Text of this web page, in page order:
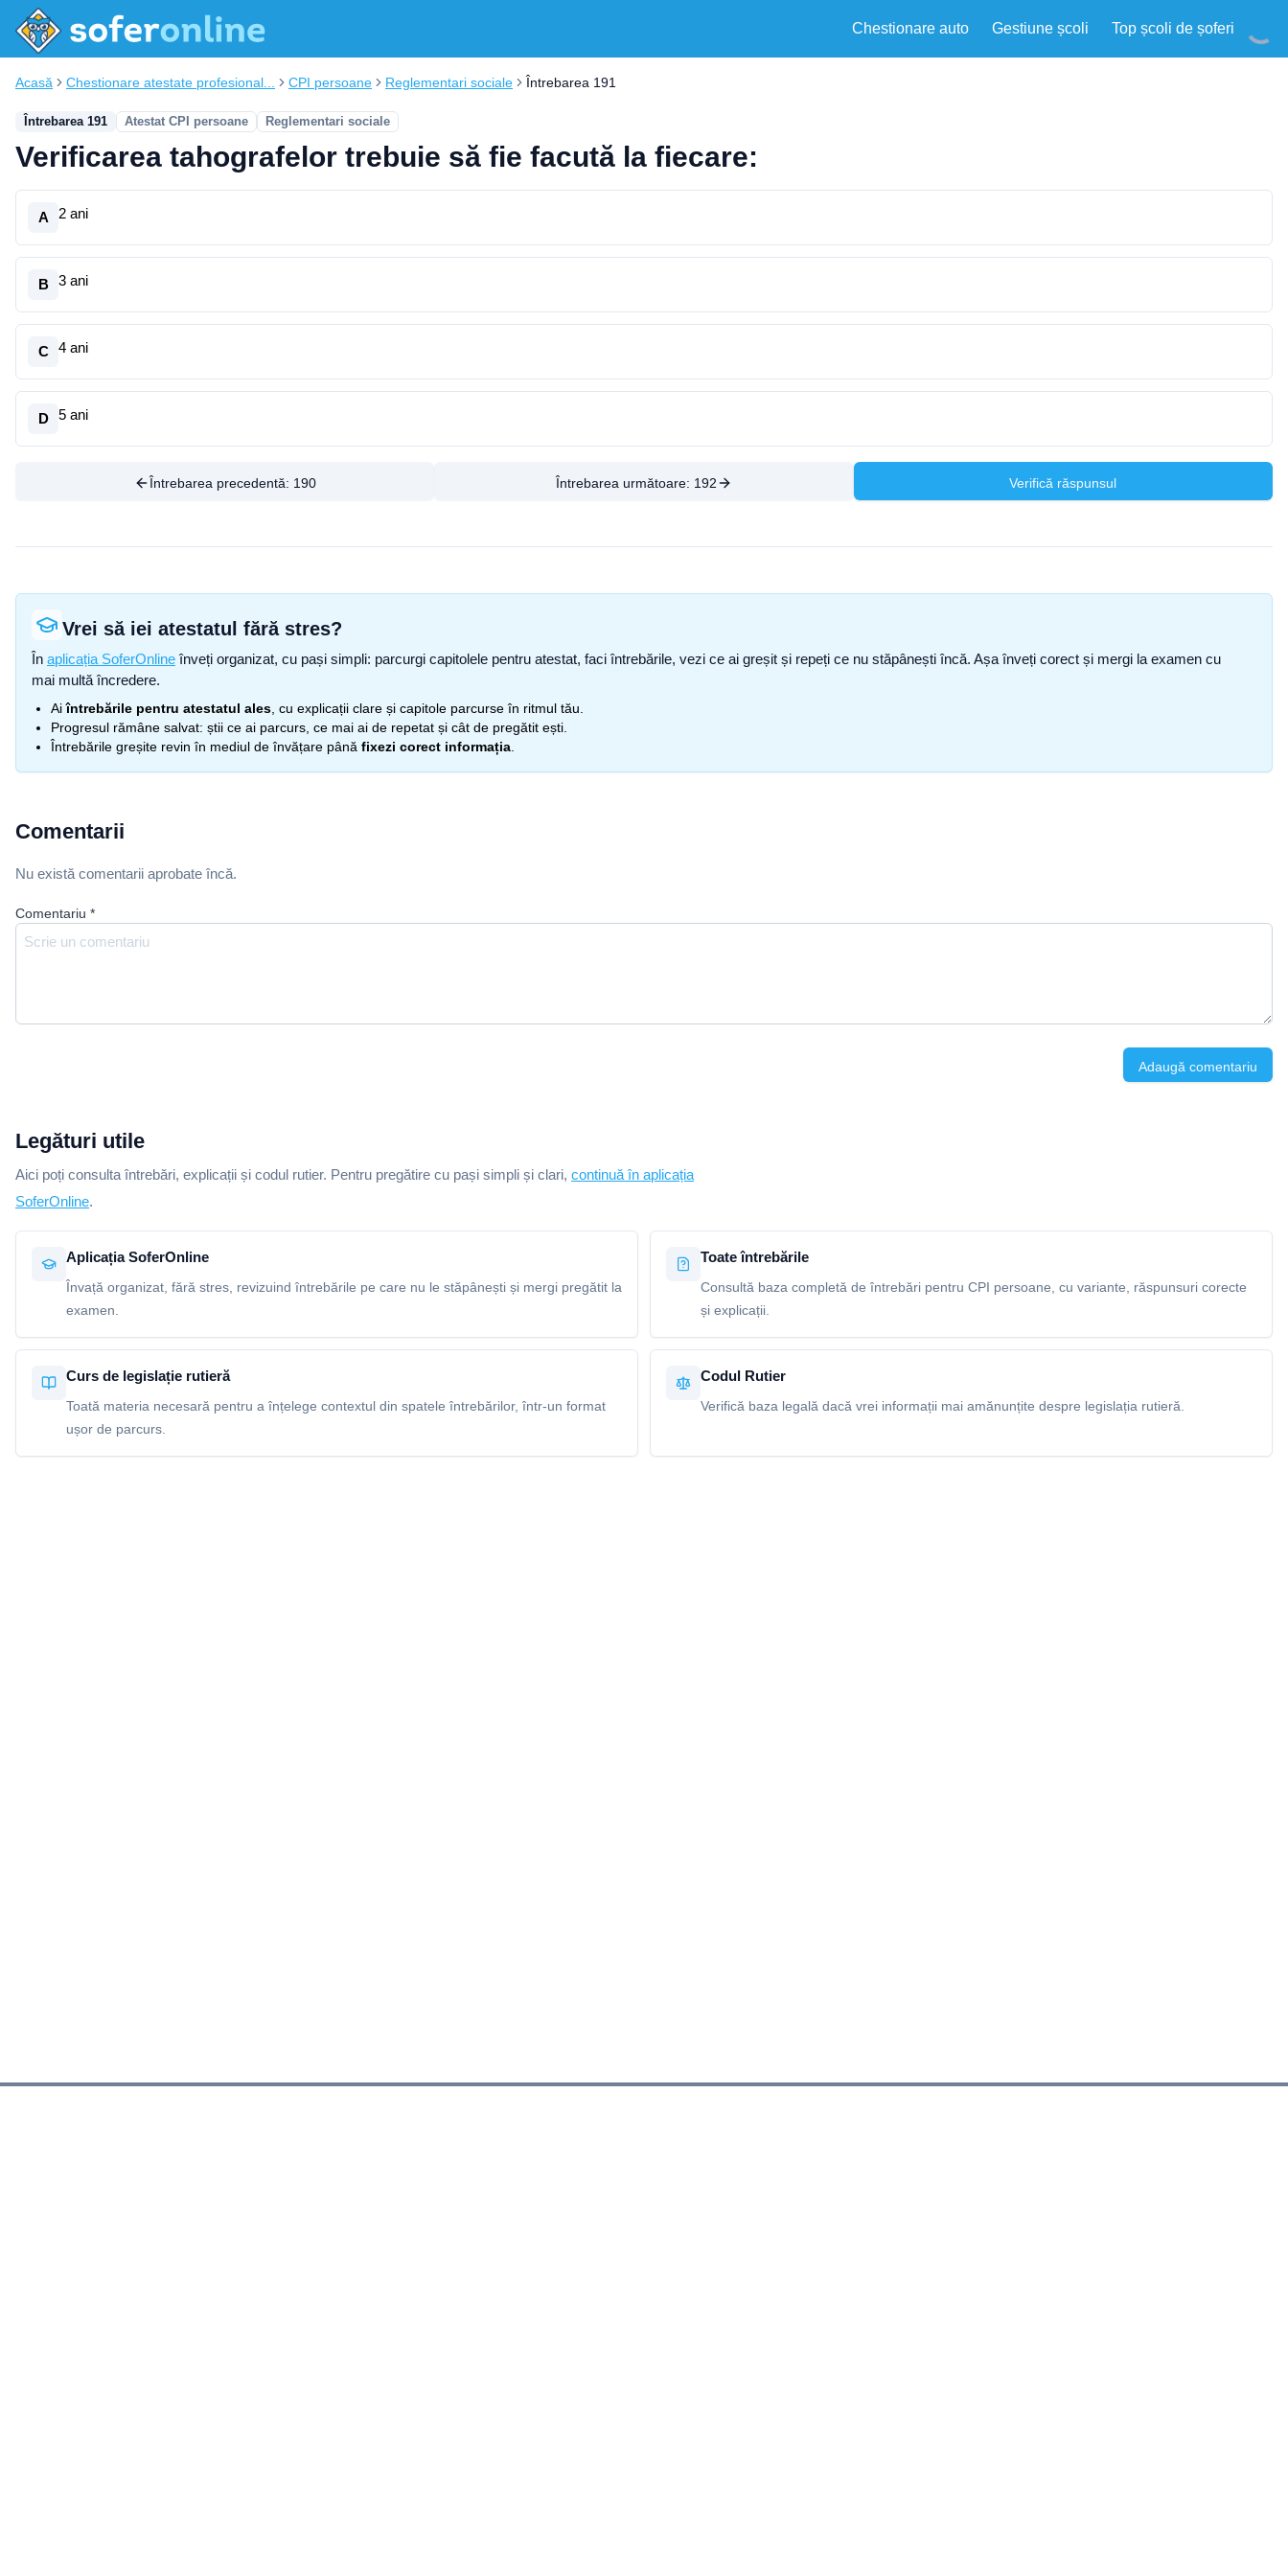
Chestionare auto Gestiune școli Top școli de șoferi
Acasă Chestionare atestate profesional... CPI persoane Reglementari sociale Întrebarea 191
Întrebarea 191 Atestat CPI persoane Reglementari sociale
Verificarea tahografelor trebuie să fie facută la fiecare:
A 2 ani
B 3 ani
C 4 ani
D 5 ani
Întrebarea precedentă: 190 Întrebarea următoare: 192 Verifică răspunsul
Vrei să iei atestatul fără stres?
În aplicația SoferOnline înveți organizat, cu pași simpli: parcurgi capitolele pentru atestat, faci întrebările, vezi ce ai greșit și repeți ce nu stăpânești încă. Așa înveți corect și mergi la examen cu
mai multă încredere.
Aiîntrebările pentru atestatul ales , cu explicații clare și capitole parcurse în ritmul tău.
Progresul rămâne salvat: știi ce ai parcurs, ce mai ai de repetat și cât de pregătit ești.
Întrebările greșite revin în mediul de învățare până fixezi corect informația
Comentarii
Nu există comentarii aprobate încă.
Comentariu *
Adaugă comentariu
Legături utile
Aici poți consulta întrebări, explicații și codul rutier. Pentru pregătire cu pași simpli și clari, continuă în aplicația
SoferOnline.
Aplicația SoferOnline
Învață organizat, fără stres, revizuind întrebările pe care nu le stăpânești și mergi pregătit la
examen.
Toate întrebările
Consultă baza completă de întrebări pentru CPI persoane, cu variante, răspunsuri corecte
și explicații.
Curs de legislație rutieră
Toată materia necesară pentru a înțelege contextul din spatele întrebărilor, într-un format
ușor de parcurs.
Codul Rutier
Verifică baza legală dacă vrei informații mai amănunțite despre legislația rutieră.